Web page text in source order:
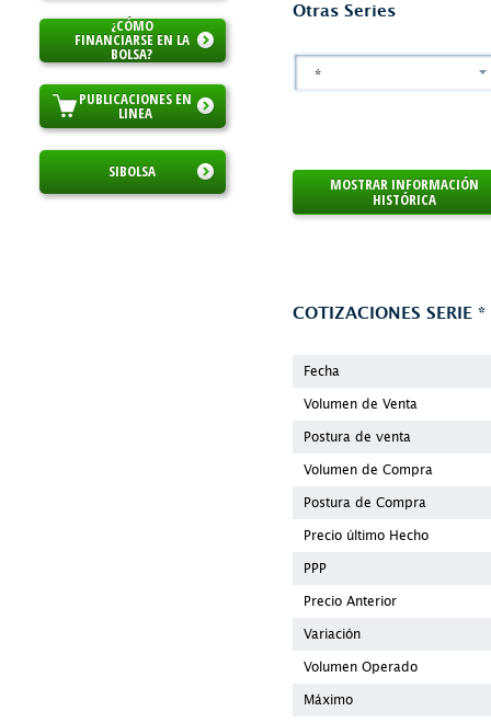
¿CÓMO
FINANCIARSE EN LA
BOLSA?
PUBLICACIONES EN
LINEA
SIBOLSA
Otras Series
*
MOSTRAR INFORMACIÓN
HISTÓRICA
COTIZACIONES SERIE *
Fecha
Volumen de Venta
Postura de venta
Volumen de Compra
Postura de Compra
Precio último Hecho
PPP
Precio Anterior
Variación
Volumen Operado
Máximo